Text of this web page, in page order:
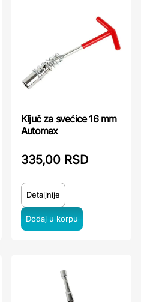
Ključ za svećice 16 mm
Automax
335,00 RSD
Detaljnije